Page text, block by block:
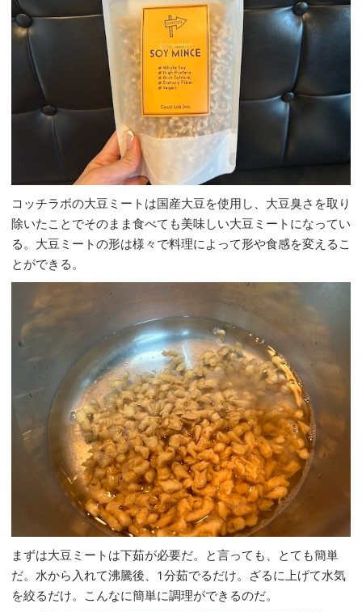
コッチラボの大豆ミートは国産大豆を使用し、大豆臭さを取り
除いたことでそのまま食べても美味しい大豆ミートになってい
る。大豆ミートの形は様々で料理によって形や食感を変えるこ
とができる。
まずは大豆ミートは下茹が必要だ。と言っても、とても簡単
だ。水から入れて沸騰後、1分茹でるだけ。ざるに上げて水気
を絞るだけ。こんなに簡単に調理ができるのだ。